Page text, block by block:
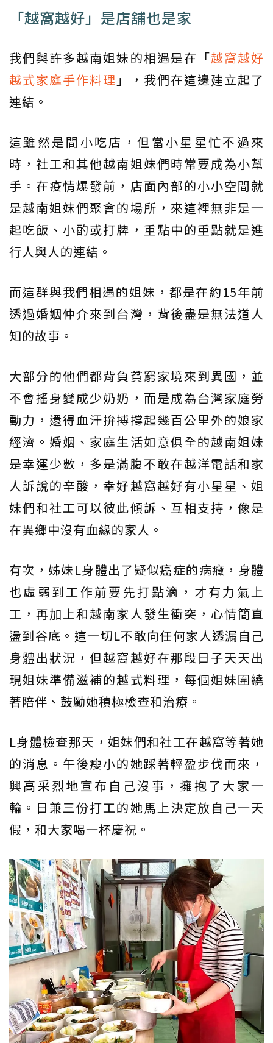
「越窩越好」是店舖也是家
我們與許多越南姐妹的相遇是在「越窩越好
越式家庭手作料理 」，我們在這邊建立起了
連結。
這雖然是間小吃店，但當小星星忙不過來
時，社工和其他越南姐妹們時常要成為小幫
手。在疫情爆發前，店面內部的小小空間就
是越南姐妹們聚會的場所，來這裡無非是一
起吃飯、小酌或打牌，重點中的重點就是進
行人與人的連結。
而這群與我們相遇的姐妹，都是在約15年前
透過婚姻仲介來到台灣，背後盡是無法道人
知的故事。
大部分的他們都背負貧窮家境來到異國，並
不會搖身變成少奶奶，而是成為台灣家庭勞
動力，還得血汗拚搏撐起幾百公里外的娘家
經濟。婚姻、家庭生活如意俱全的越南姐妹
是幸運少數，多是滿腹不敢在越洋電話和家
人訴說的辛酸，幸好越窩越好有小星星、姐
妹們和社工可以彼此傾訴、互相支持，像是
在異鄉中沒有血緣的家人。
有次，姊妹L身體出了疑似癌症的病癥，身體
也虛弱到工作前要先打點滴，才有力氣上
工，再加上和越南家人發生衝突，心情簡直
盪到谷底。這一切L不敢向任何家人透漏自己
身體出狀況，但越窩越好在那段日子天天出
現姐妹準備滋補的越式料理，每個姐妹圍繞
著陪伴、鼓勵她積極檢查和治療。
L身體檢查那天，姐妹們和社工在越窩等著她
的消息。午後瘦小的她踩著輕盈步伐而來，
興高采烈地宣布自己沒事，擁抱了大家一
輪。日兼三份打工的她馬上決定放自己一天
假，和大家喝一杯慶祝。